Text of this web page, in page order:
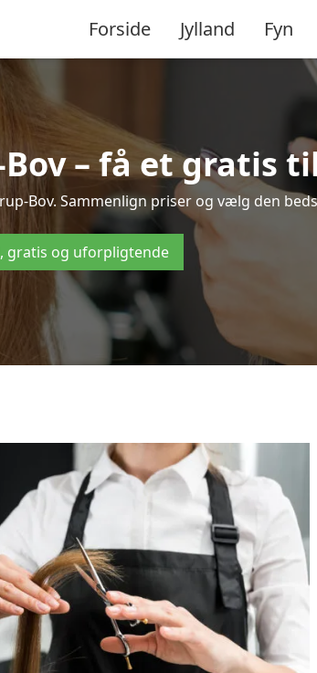
Forside Jylland Fyn
– få et gratis
Bov. Sammenlign priser og vælg den
gratis og uforpligtende